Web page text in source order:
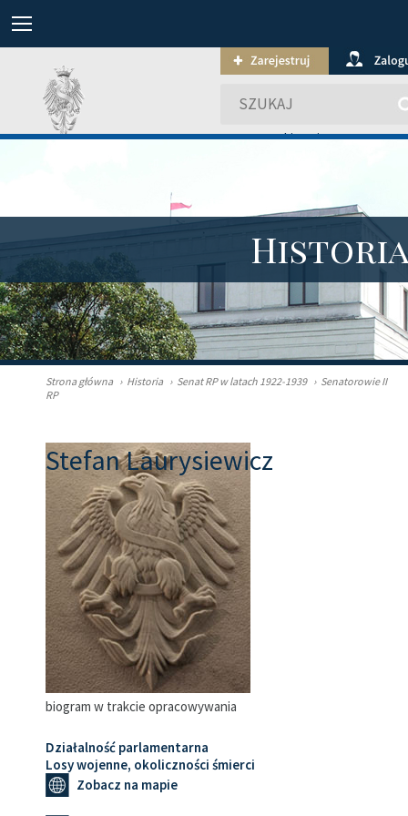
wyszukiwanie
Strona główna › Historia › Senat RP w latach 1922-1939 › Senatorowie II
RP
Stefan Laurysiewicz
biogram w trakcie opracowywania
Działalność parlamentarna
Losy wojenne, okoliczności śmierci
Zobacz na mapie